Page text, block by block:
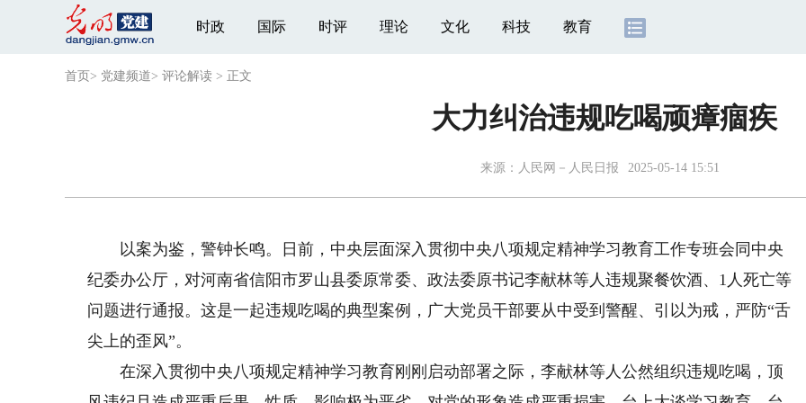
时政 国际 时评 理论 文化 科技 教育
首页 > 党建频道> 评论解读 > 正文
大力纠治违规吃喝顽瘴痼疾
来源： 人民网－人民日报 2025-05-14 15:51
以案为鉴，警钟长鸣。日前，中央层面深入贯彻中央八项规定精神学习教育工作专班会同中央
纪委办公厅，对河南省信阳市罗山县委原常委、政法委原书记李献林等人违规聚餐饮酒、1人死亡等
问题进行通报。这是一起违规吃喝的典型案例，广大党员干部要从中受到警醒、引以为戒，严防“舌
尖上的歪风”。
在深入贯彻中央八项规定精神学习教育刚刚启动部署之际，李献林等人公然组织违规吃喝，顶